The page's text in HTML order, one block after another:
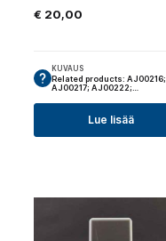
€ 20,00
KUVAUS
Related products: AJ00216;
AJ00217; AJ00222;…
Lue lisää